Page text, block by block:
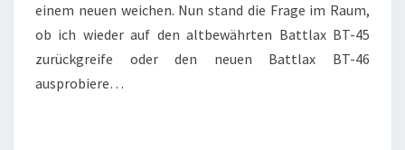
einem neuen weichen. Nun stand die Frage im Raum,
ob ich wieder auf den altbewährten Battlax BT-45
zurückgreife oder den neuen Battlax BT-46
ausprobiere…